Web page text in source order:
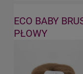
ECO BABY
PŁOWY